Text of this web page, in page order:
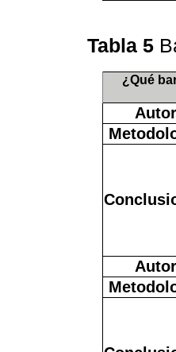
Tabla 5
¿Qué
Autor
Autor